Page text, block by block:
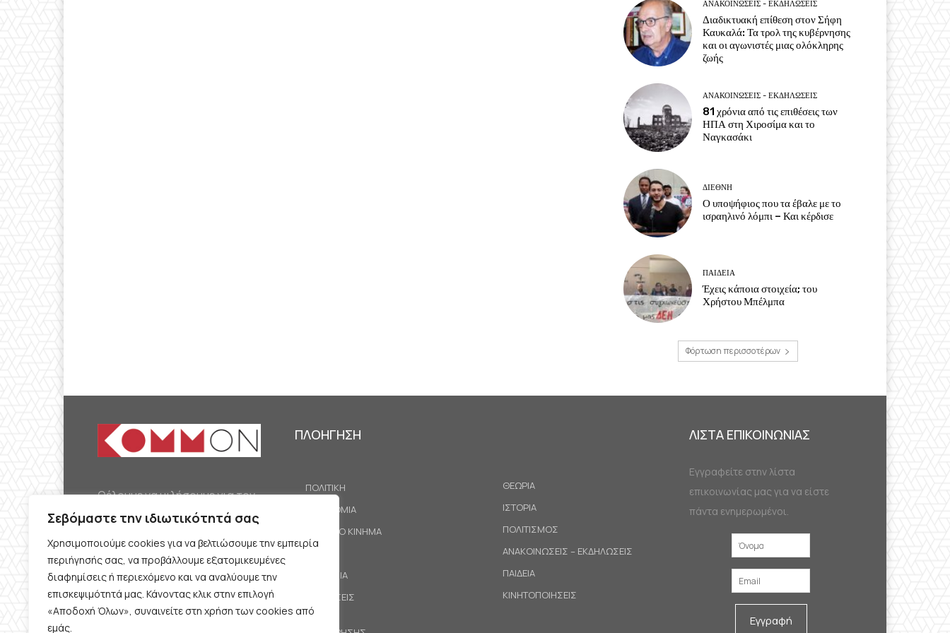
Σεβόμαστε την ιδιωτικότητά σας
Χρησιμοποιούμε cookies για να βελτιώσουμε την εμπειρία
περιήγησής σας, να προβάλλουμε εξατομικευμένες
διαφημίσεις ή περιεχόμενο και να αναλύουμε την
επισκεψιμότητά μας. Κάνοντας κλικ στην επιλογή
«Αποδοχή Όλων», συναινείτε στη χρήση των cookies από
εμάς.
ΑΝΑΚΟΙΝΩΣΕΙΣ - ΕΚΔΗΛΩΣΕΙΣ
Διαδικτυακή επίθεση στον Σήφη
Καυκαλά: Τα τρολ της κυβέρνησης
και οι αγωνιστές μιας ολόκληρης
ζωής
ΑΝΑΚΟΙΝΩΣΕΙΣ - ΕΚΔΗΛΩΣΕΙΣ
81 χρόνια από τις επιθέσεις των
ΗΠΑ στη Χιροσίμα και το
Ναγκασάκι
ΔΙΕΘΝΗ
Ο υποψήφιος που τα έβαλε με το
ισραηλινό λόμπι – Και κέρδισε
ΠΑΙΔΕΙΑ
Έχεις κάποια στοιχεία; του
Χρήστου Μπέλμπα
Φόρτωση περισσοτέρων
Θέλουμε να μιλήσουμε για τον
κομμουνισμό της εποχής μας,
την αναγκαία αλλά όχι
δεδομένη προοπτική.
Θέλουμε να μιλήσουμε
ταυτόχρονα για την
καθημερινή επιβίωση και τον
ΠΛΟΗΓΗΣΗ
ΠΟΛΙΤΙΚΗ
ΟΙΚΟΝΟΜΙΑ
ΕΡΓΑΤΙΚΟ ΚΙΝΗΜΑ
ΚΟΙΝΩΝΙΑ
ΠΡΟΤΑΣΕΙΣ
ΘΕΩΡΙΑ
ΙΣΤΟΡΙΑ
ΠΟΛΙΤΙΣΜΟΣ
ΑΝΑΚΟΙΝΩΣΕΙΣ – ΕΚΔΗΛΩΣΕΙΣ
ΠΑΙΔΕΙΑ
ΚΙΝΗΤΟΠΟΙΗΣΕΙΣ
ΛΙΣΤΑ ΕΠΙΚΟΙΝΩΝΙΑΣ
Εγγραφείτε στην λίστα
επικοινωνίας μας για να είστε
πάντα ενημερωμένοι.
Εγγραφή